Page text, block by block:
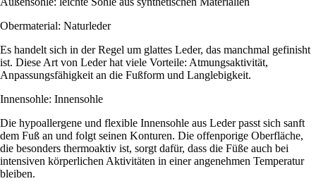
Obermaterial: Naturleder
Es handelt sich in der Regel um glattes Leder, das manchmal gefinisht
ist. Diese Art von Leder hat viele Vorteile: Atmungsaktivität,
Anpassungsfähigkeit an die Fußform und Langlebigkeit.
Innensohle: Innensohle
Die hypoallergene und flexible Innensohle aus Leder passt sich sanft
dem Fuß an und folgt seinen Konturen. Die offenporige Oberfläche,
die besonders thermoaktiv ist, sorgt dafür, dass die Füße auch bei
intensiven körperlichen Aktivitäten in einer angenehmen Temperatur
bleiben.